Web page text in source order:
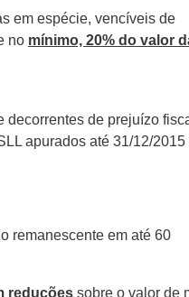
em espécie, vencíveis de
no mínimo, 20% do valor
decorrentes de prejuízo
apurados até 31/12/2015
remanescente em até 60
reduções sobre o valor de